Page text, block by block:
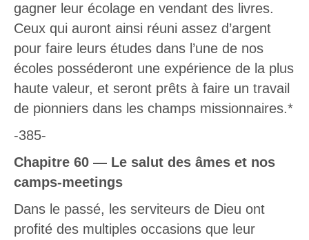
gagner leur écolage en vendant des livres.
Ceux qui auront ainsi réuni assez d’argent
pour faire leurs études dans l’une de nos
écoles posséderont une expérience de la plus
haute valeur, et seront prêts à faire un travail
de pionniers dans les champs missionnaires.*
-385-
Chapitre 60 — Le salut des âmes et nos
camps-meetings
Dans le passé, les serviteurs de Dieu ont
profité des multiples occasions que leur